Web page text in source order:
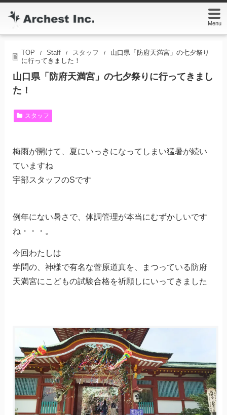
Menu
TOP / Staff / スタッフ /
山口県「防府天満宮」の七夕祭り
に行ってきました！
山口県「防府天満宮」の七夕祭りに行ってきまし
た！
スタッフ
梅雨が開けて、夏にいっきになってしまい猛暑が続い
ていますね
宇部スタッフのSです
例年にない暑さで、体調管理が本当にむずかしいです
ね・・・。
今回わたしは
学問の、神様で有名な菅原道真を、まつっている防府
天満宮にこどもの試験合格を祈願しにいってきました